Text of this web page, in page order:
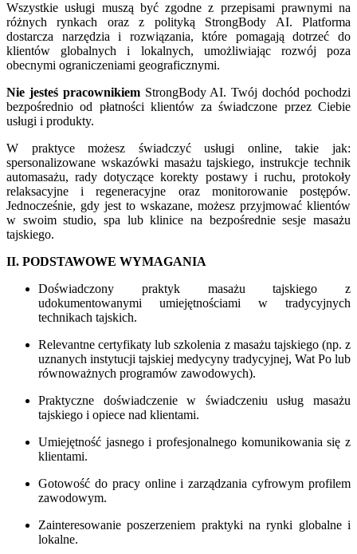
Wszystkie usługi muszą być zgodne z przepisami prawnymi na
różnych rynkach oraz z polityką StrongBody AI. Platforma
dostarcza narzędzia i rozwiązania, które pomagają dotrzeć do
klientów globalnych i lokalnych, umożliwiając rozwój poza
obecnymi ograniczeniami geograficznymi.
Nie jesteś pracownikiemStrongBody AI. Twój dochód pochodzi
bezpośrednio od płatności klientów za świadczone przez Ciebie
usługi i produkty.
W praktyce możesz świadczyć usługi online, takie jak:
spersonalizowane wskazówki masażu tajskiego, instrukcje technik
automasażu, rady dotyczące korekty postawy i ruchu, protokoły
relaksacyjne i regeneracyjne oraz monitorowanie postępów.
Jednocześnie, gdy jest to wskazane, możesz przyjmować klientów
w swoim studio, spa lub klinice na bezpośrednie sesje masażu
tajskiego.
II. PODSTAWOWE WYMAGANIA
Doświadczony praktyk masażu tajskiego z
udokumentowanymi umiejętnościami w tradycyjnych
technikach tajskich.
Relevantne certyfikaty lub szkolenia z masażu tajskiego (np. z
uznanych instytucji tajskiej medycyny tradycyjnej, Wat Po lub
równoważnych programów zawodowych).
Praktyczne doświadczenie w świadczeniu usług masażu
tajskiego i opiece nad klientami.
Umiejętność jasnego i profesjonalnego komunikowania się z
klientami.
Gotowość do pracy online i zarządzania cyfrowym profilem
zawodowym.
Zainteresowanie poszerzeniem praktyki na rynki globalne i
lokalne.